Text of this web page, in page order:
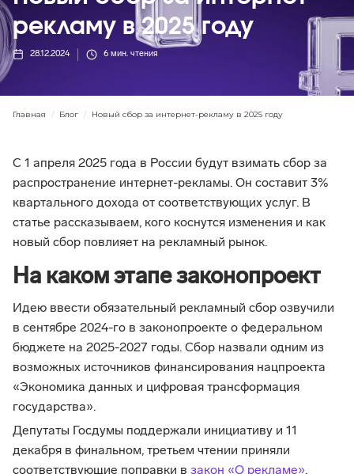
рекламу в 2025 году
28.12.2024 6 мин. чтения
Главная / Блог / Новый сбор за интернет-рекламу в 2025 году
С 1 апреля 2025 года в России будут взимать сбор за
распространение интернет-рекламы. Он составит 3%
квартального дохода от соответствующих услуг. В
статье рассказываем, кого коснутся изменения и как
новый сбор повлияет на рекламный рынок.
На каком этапе законопроект
Идею ввести обязательный рекламный сбор озвучили
в сентябре 2024-го в законопроекте о федеральном
бюджете на 2025-2027 годы. Сбор назвали одним из
возможных источников финансирования нацпроекта
«Экономика данных и цифровая трансформация
государства».
Депутаты Госдумы поддержали инициативу и 11
декабря в финальном, третьем чтении приняли
соответствующие поправки в закон «О рекламе».